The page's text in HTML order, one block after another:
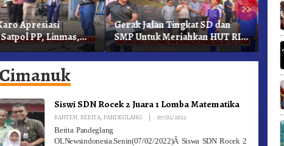
»
Apresiasi
PP, Linmas,
Kebakaran
Gerak Jalan Tingkat SD dan
SMP Untuk Meriahkan HUT RI
Ke-81 Dibuka Sekda Karo
Siswi SDN Rocek 2 Juara 1 Lomba Matematika
BANTEN,BERITA,PANDEGLANG | 07/02/2022By
Berita Pandeglang
OLNewsindonesia.Senin(07/02/2022)Â Siswa SDN Rocek 2